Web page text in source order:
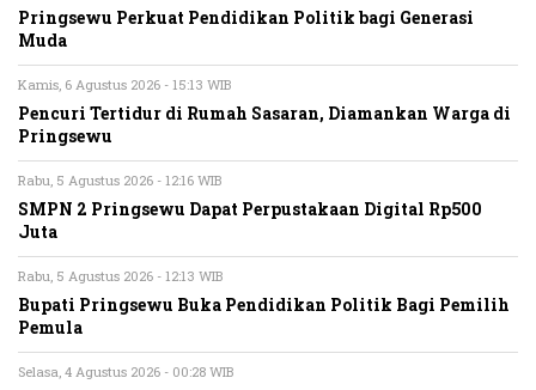
Pringsewu Perkuat Pendidikan Politik bagi Generasi
Muda
Kamis, 6 Agustus 2026 - 15:13 WIB
Pencuri Tertidur di Rumah Sasaran, Diamankan Warga di
Pringsewu
Rabu, 5 Agustus 2026 - 12:16 WIB
SMPN 2 Pringsewu Dapat Perpustakaan Digital Rp500
Juta
Rabu, 5 Agustus 2026 - 12:13 WIB
Bupati Pringsewu Buka Pendidikan Politik Bagi Pemilih
Pemula
Selasa, 4 Agustus 2026 - 00:28 WIB